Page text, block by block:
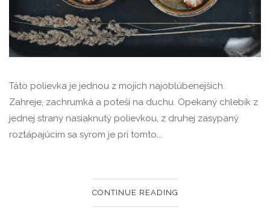
Táto polievka je jednou z mojich najoblúbenejších.
Zahreje, zachrumká a poteší na duchu. Opekaný chlebík z
jednej strany nasiaknutý polievkou, z druhej zasypaný
roztápajúcim sa syrom je pri tomto...
CONTINUE READING